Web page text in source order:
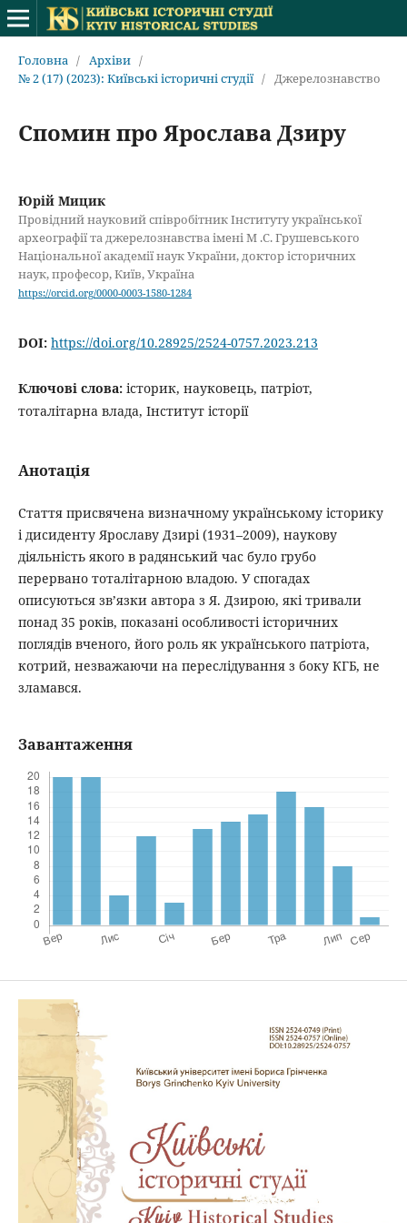
Головна / Архіви /
№ 2 (17) (2023): Київські історичні студії / Джерелознавство
Спомин про Ярослава Дзиру
Юрій Мицик
Провідний науковий співробітник Інституту української
археографії та джерелознавства імені М .С. Грушевського
Національної академії наук України, доктор історичних
наук, професор, Київ, Україна
https://orcid.org/0000-0003-1580-1284
DOI: https://doi.org/10.28925/2524-0757.2023.213
Ключові слова: історик, науковець, патріот,
тоталітарна влада, Інститут історії
Анотація
Стаття присвячена визначному українському історику
і дисиденту Ярославу Дзирі (1931–2009), наукову
діяльність якого в радянський час було грубо
перервано тоталітарною владою. У спогадах
описуються зв’язки автора з Я. Дзирою, які тривали
понад 35 років, показані особливості історичних
поглядів вченого, його роль як українського патріота,
котрий, незважаючи на переслідування з боку КГБ, не
зламався.
Завантаження